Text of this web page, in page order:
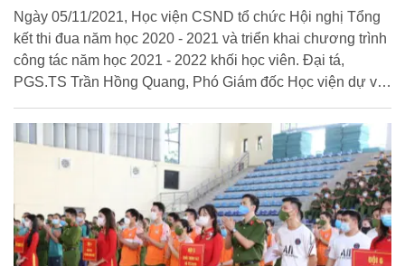
Ngày 05/11/2021, Học viện CSND tổ chức Hội nghị Tổng
kết thi đua năm học 2020 - 2021 và triển khai chương trình
công tác năm học 2021 - 2022 khối học viên. Đại tá,
PGS.TS Trần Hồng Quang, Phó Giám đốc Học viện dự và